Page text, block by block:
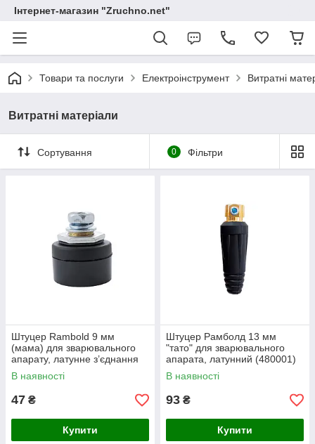
Інтернет-магазин "Zruchno.net"
Товари та послуги Електроінструмент Витратні
Витратні матеріали
Сортування 0 Фільтри
Штуцер Rambold 9 мм
(мама) для зварювального
апарату, латунне з’єднання
високої якості
В наявності
47 ₴
Купити
Штуцер Рамболд 13 мм
"тато" для зварювального
апарата, латунний (480001)
В наявності
93 ₴
Купити